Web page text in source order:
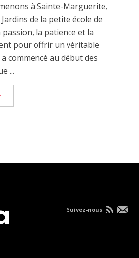
à Sainte-Marguerite,
de la petite école de
la patience et la
pour offrir un véritable
commencé au début des
...
Suivez-nous